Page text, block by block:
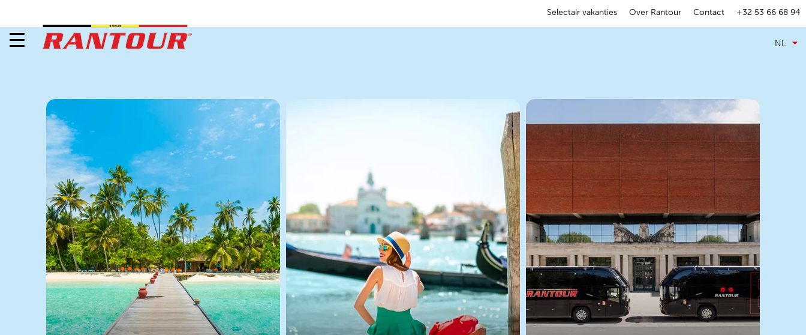
Selectair vakanties Over Rantour Contact +32 53 66 68 94
NL